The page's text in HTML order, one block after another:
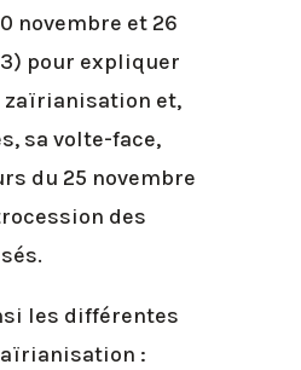
novembre et 26
pour expliquer
zaïrianisation et,
sa volte-face,
du 25 novembre
des
les différentes
: